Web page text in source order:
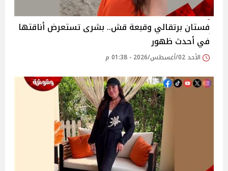
فستان برتقالي وقبعة قش.. بشرى تستعرض أناقتها
في أحدث ظهور
الأحد 02/أغسطس/2026 - 01:38 م